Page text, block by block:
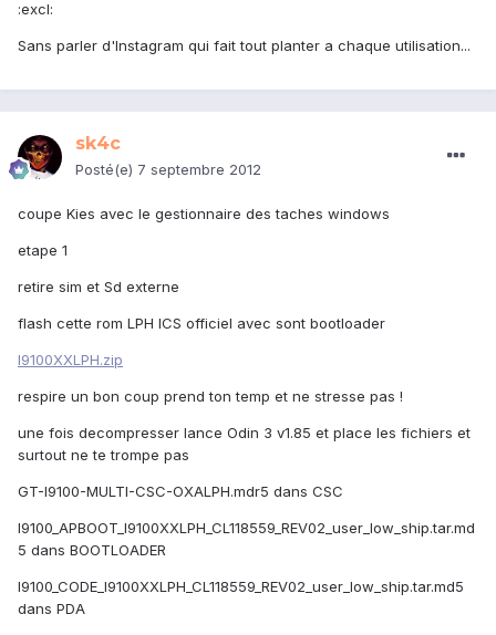
:excl:
Sans parler d'Instagram qui fait tout planter a chaque utilisation...
sk4c
Posté(e) 7 septembre 2012
coupe Kies avec le gestionnaire des taches windows
etape 1
retire sim et Sd externe
flash cette rom LPH ICS officiel avec sont bootloader
I9100XXLPH.zip
respire un bon coup prend ton temp et ne stresse pas !
une fois decompresser lance Odin 3 v1.85 et place les fichiers et
surtout ne te trompe pas
GT-I9100-MULTI-CSC-OXALPH.mdr5 dans CSC
I9100_APBOOT_I9100XXLPH_CL118559_REV02_user_low_ship.tar.md
5 dans BOOTLOADER
I9100_CODE_I9100XXLPH_CL118559_REV02_user_low_ship.tar.md5
dans PDA